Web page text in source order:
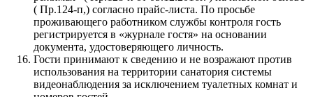
( Пр.124-п,) согласно прайс-листа. По просьбе
проживающего работником службы контроля гость
регистрируется в «журнале гостя» на основании
документа, удостоверяющего личность.
Гости принимают к сведению и не возражают против
использования на территории санатория системы
видеонаблюдения за исключением туалетных комнат и